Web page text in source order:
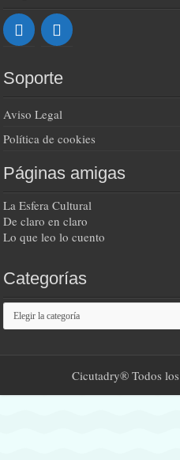
Soporte
Aviso Legal
Política de cookies
Páginas amigas
La Esfera Cultural
De claro en claro
Lo que leo lo cuento
Categorías
Categorías
Cicutadry® Todos